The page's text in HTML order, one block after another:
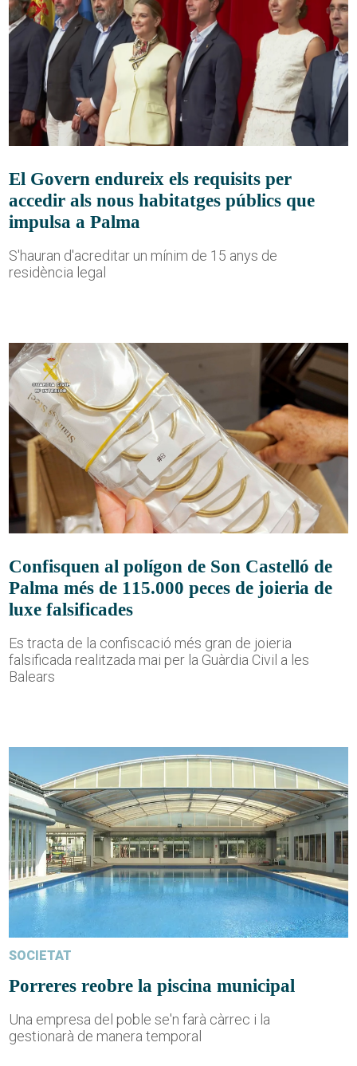
El Govern endureix els requisits per
accedir als nous habitatges públics que
impulsa a Palma
S'hauran d'acreditar un mínim de 15 anys de
residència legal
Confisquen al polígon de Son Castelló de
Palma més de 115.000 peces de joieria de
luxe falsificades
Es tracta de la confiscació més gran de joieria
falsificada realitzada mai per la Guàrdia Civil a les
Balears
SOCIETAT
Porreres reobre la piscina municipal
Una empresa del poble se'n farà càrrec i la
gestionarà de manera temporal